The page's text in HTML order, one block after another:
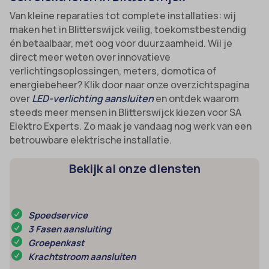
Van kleine reparaties tot complete installaties: wij
maken het in Blitterswijck veilig, toekomstbestendig
én betaalbaar, met oog voor duurzaamheid. Wil je
direct meer weten over innovatieve
verlichtingsoplossingen, meters, domotica of
energiebeheer? Klik door naar onze overzichtspagina
overLED-verlichting aansluitenen ontdek waarom
steeds meer mensen in Blitterswijck kiezen voor SA
Elektro Experts. Zo maak je vandaag nog werk van een
betrouwbare elektrische installatie.
Bekijk al onze diensten
Spoedservice
3 Fasen aansluiting
Groepenkast
Krachtstroom aansluiten
cmplz_consent_status
cmplz_consented_services
cmplz_functional
cmplz_marketing
cmplz_preferences
cmplz_statistics
CONSENT
cookielawinfo-checkbox-*
cookieyes-consent
et-editor-available-post-*
_ga_*
cookies-state
mp_*_mixpanel
sajssdk_2015_cross_new_user
uc_user_interaction
uitgevers om gepersonaliseerde advertenties te tonen. Dit doen ze
door bezoekers over verschillende websites te volgen.
Details weergeven
_gcl_au
intercom-device-id-*
Andere diensten
Deze categorie omvat alle cookies, domeinen en services die niet
in de andere specifieke categorieën vallen of niet duidelijk zijn
gecategoriseerd.
Details weergeven
_deCookiesConsent
_upscope__region
acris_cookie_acc
amp_*